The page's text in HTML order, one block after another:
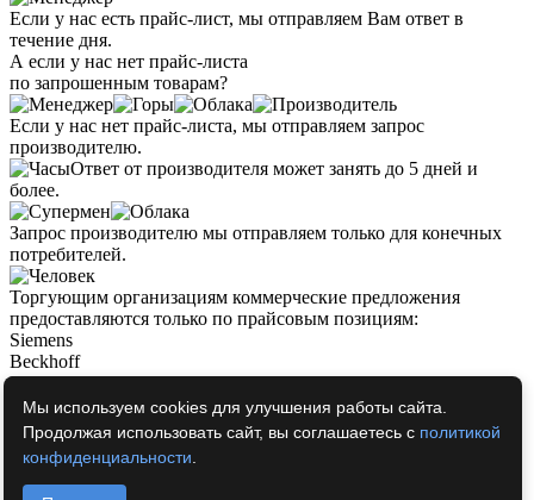
Если у нас есть прайс-лист, мы отправляем Вам ответ в
течение дня.
А если у нас нет прайс-листа
по запрошенным товарам?
Если у нас нет прайс-листа, мы отправляем запрос
производителю.
Ответ от производителя может занять до 5 дней и
более.
Запрос производителю мы отправляем только для конечных
потребителей.
Торгующим организациям коммерческие предложения
предоставляются только по прайсовым позициям:
Siemens
Beckhoff
Pepperl+Fuchs
Phoenix Contact
PILZ
Turck
Leuze Electronic
Endress+Hauser
Мы используем cookies для улучшения работы сайта.
Продолжая использовать сайт, вы соглашаетесь с политикой
конфиденциальности